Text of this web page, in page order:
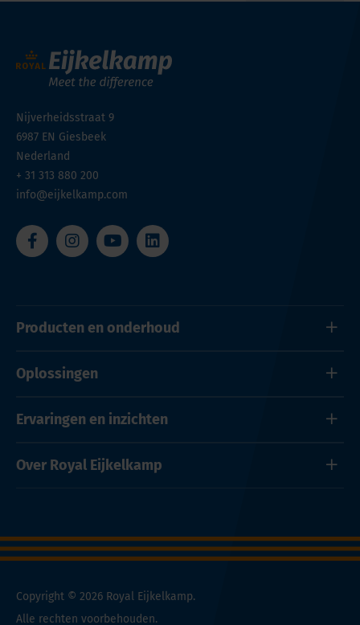
Nijverheidsstraat 9
6987 EN Giesbeek
Nederland
+ 31 313 880 200
info@eijkelkamp.com
Producten en onderhoud
Oplossingen
Ervaringen en inzichten
Over Royal Eijkelkamp
Copyright © 2026 Royal Eijkelkamp.
Alle rechten voorbehouden.